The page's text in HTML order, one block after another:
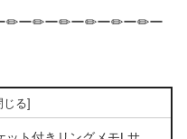
ー✏ー✏ー✏ー✏ー✏ー